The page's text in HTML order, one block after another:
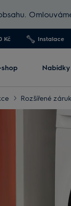
Kč Instalace
Rozšířené